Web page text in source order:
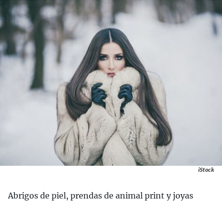
iStock
Abrigos de piel, prendas de animal print y joyas